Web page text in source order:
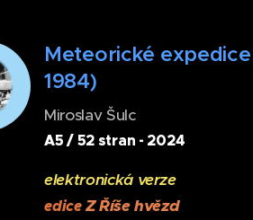
Meteorické expedice
1984)
Miroslav Šulc
A5 / 52 stran - 2024
elektronická verze
ediceZ Říše hvězd